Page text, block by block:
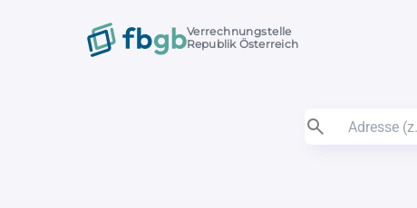
Verrechnungstelle
Republik Österreich